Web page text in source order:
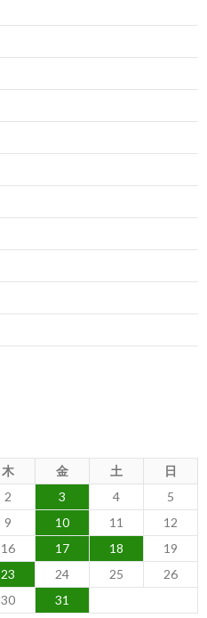
木 金 土
日
2 3 4
5
9 10 11
12
16 17 18
19
23 24 25
26
30 31